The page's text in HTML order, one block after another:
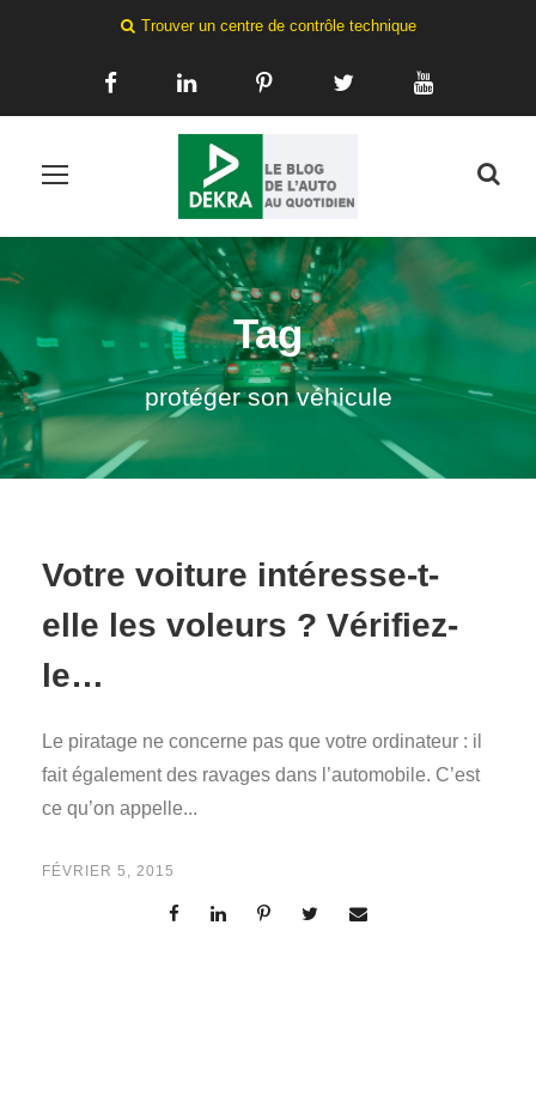
Trouver un centre de contrôle technique
Tag
protéger son véhicule
Votre voiture intéresse-t-
elle les voleurs ? Vérifiez-
le…
Le piratage ne concerne pas que votre ordinateur : il
fait également des ravages dans l’automobile. C’est
ce qu’on appelle...
FÉVRIER 5, 2015